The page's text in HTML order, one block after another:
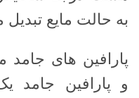
به حالت مایع تبدیل
پارافین های جامد
و پارافین جامد